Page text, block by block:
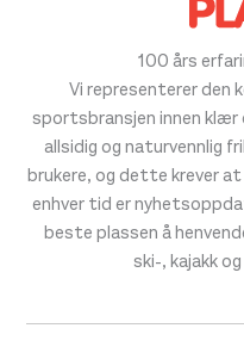
100 års
Vi representerer den
sportsbransjen innen
allsidig og naturvennlig
brukere, og dette krever
enhver tid er
beste plassen å
ski-, kajakk